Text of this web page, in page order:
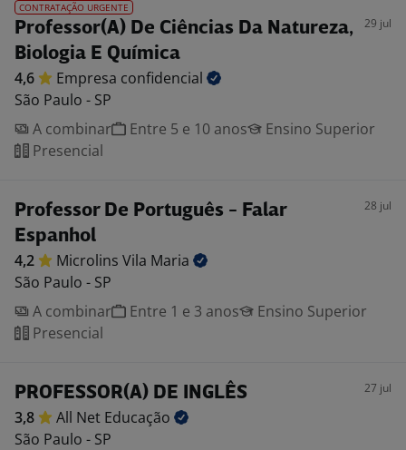
CONTRATAÇÃO URGENTE
Professor(A) De Ciências Da Natureza,
Biologia E Química
29 jul
4,6 Empresa confidencial
São Paulo - SP
A combinar
Entre 5 e 10 anos
Ensino Superior
Presencial
Professor De Português - Falar
Espanhol
28 jul
4,2 Microlins Vila Maria
São Paulo - SP
A combinar
Entre 1 e 3 anos
Ensino Superior
Presencial
PROFESSOR(A) DE INGLÊS 27 jul
3,8 All Net Educação
São Paulo - SP